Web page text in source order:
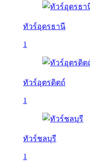
ทัวร์อุดรธานี
1
ทัวร์อุตรดิตถ์
1
ทัวร์ชลบุรี
1